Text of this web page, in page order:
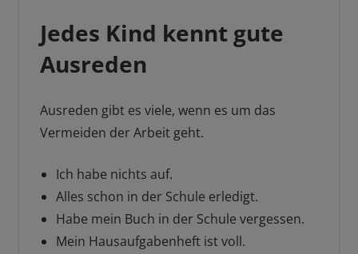
Jedes Kind kennt gute
Ausreden
Ausreden gibt es viele, wenn es um das
Vermeiden der Arbeit geht.
Ich habe nichts auf.
Alles schon in der Schule erledigt.
Habe mein Buch in der Schule vergessen.
Mein Hausaufgabenheft ist voll.